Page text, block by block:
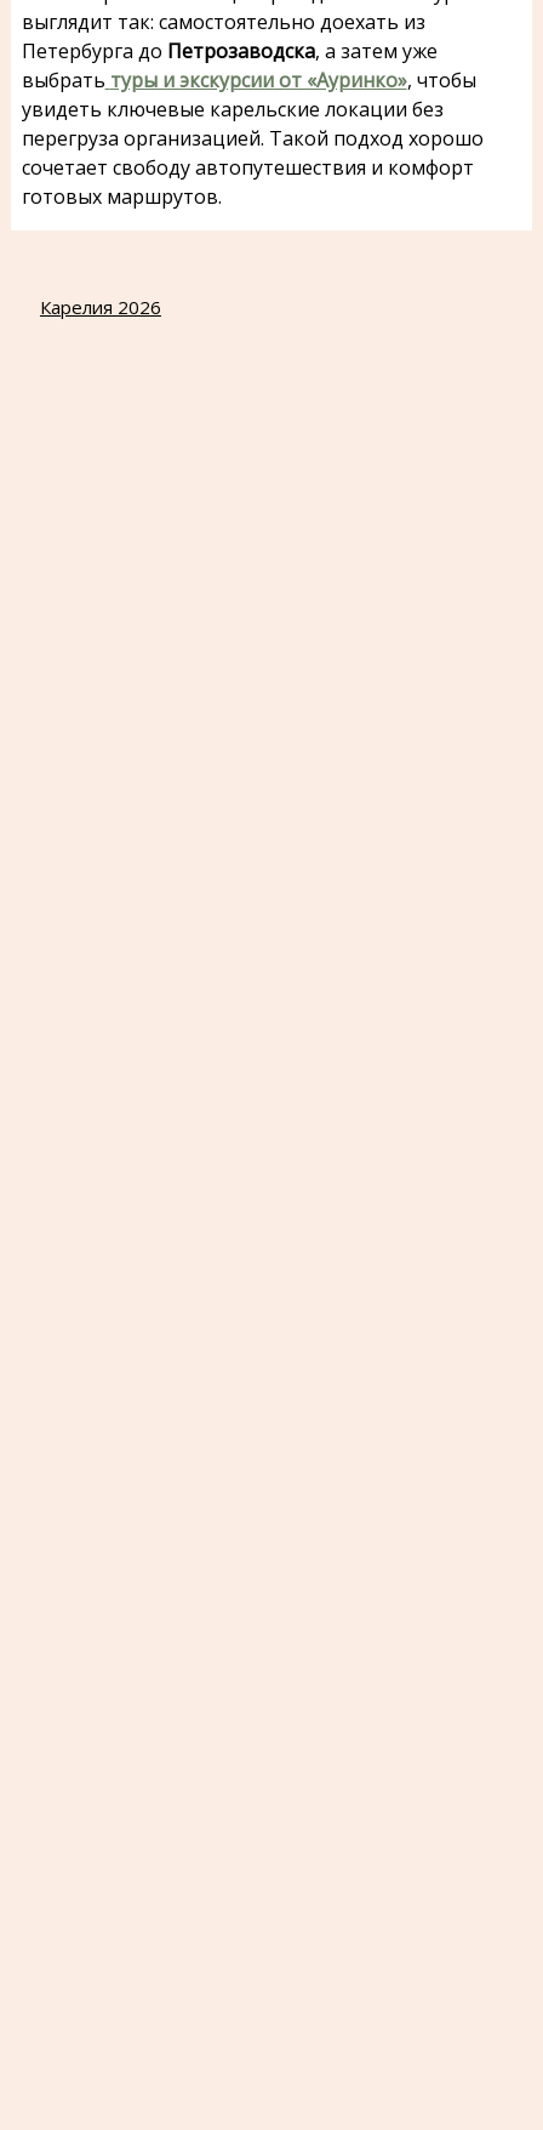
выглядит так: самостоятельно доехать из
Петербурга до Петрозаводска, а затем уже
выбрать туры и экскурсии от «Ауринко», чтобы
увидеть ключевые карельские локации без
перегруза организацией. Такой подход хорошо
сочетает свободу автопутешествия и комфорт
готовых маршрутов.
Карелия 2026